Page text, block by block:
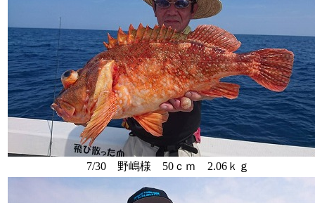
7/30 野嶋様 50ｃｍ 2.06ｋｇ